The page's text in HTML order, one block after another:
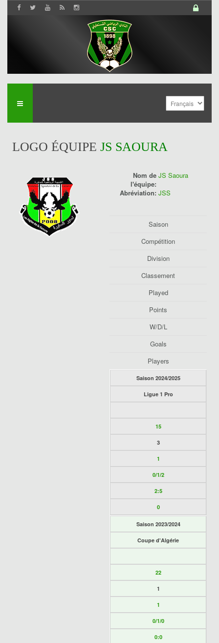
LOGO ÉQUIPE JS SAOURA
Nom de
l'équipe:
JS Saoura
Abréviation: JSS
History
Saison
Compétition
Division
Classement
Played
Points
W/D/L
Goals
Players
Saison 2024/2025
Ligue 1 Pro
15
3
1
0/1/2
2:5
0
Saison 2023/2024
Coupe d'Algérie
22
1
1
0/1/0
0:0